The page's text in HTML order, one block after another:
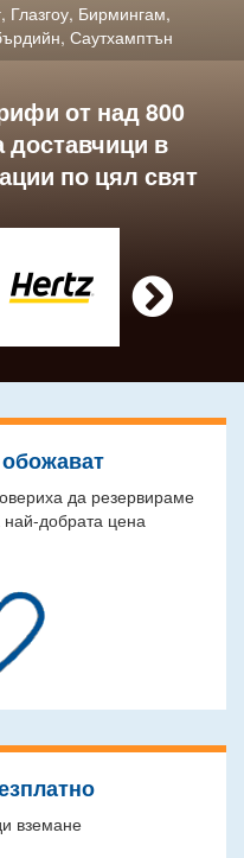
, Глазгоу, Бирмингам,
, Саутхамптън
от над 800
доставчици в
по цял свят

да резервираме
добрата цена
вземане